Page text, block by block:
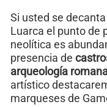
Si usted se
Luarca el punto de
neolítica es
presencia de
arqueología
artístico
marqueses de